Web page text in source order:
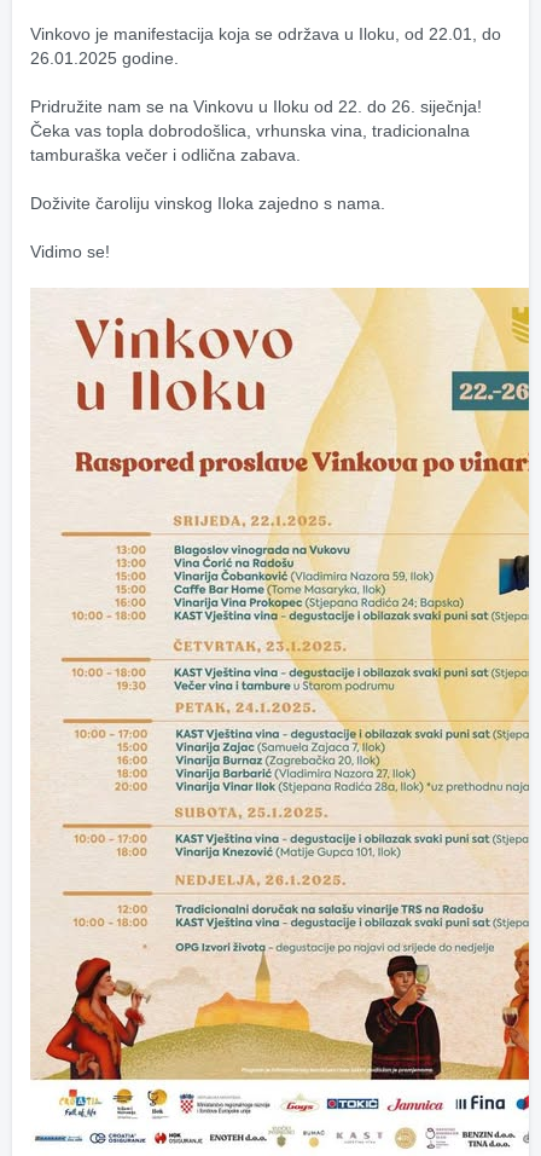
Vinkovo je manifestacija koja se održava u Iloku, od 22.01, do
26.01.2025 godine.
Pridružite nam se na Vinkovu u Iloku od 22. do 26. siječnja!
Čeka vas topla dobrodošlica, vrhunska vina, tradicionalna
tamburaška večer i odlična zabava.
Doživite čaroliju vinskog Iloka zajedno s nama.
Vidimo se!